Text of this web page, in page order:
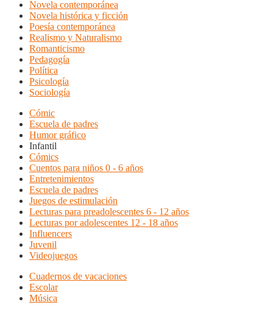
Novela contemporánea
Novela histórica y ficción
Poesía contemporánea
Realismo y Naturalismo
Romanticismo
Pedagogía
Política
Psicología
Sociología
Cómic
Escuela de padres
Humor gráfico
Infantil
Cómics
Cuentos para niños 0 - 6 años
Entretenimientos
Escuela de padres
Juegos de estimulación
Lecturas para preadolescentes 6 - 12 años
Lecturas por adolescentes 12 - 18 años
Influencers
Juvenil
Videojuegos
Cuadernos de vacaciones
Escolar
Música